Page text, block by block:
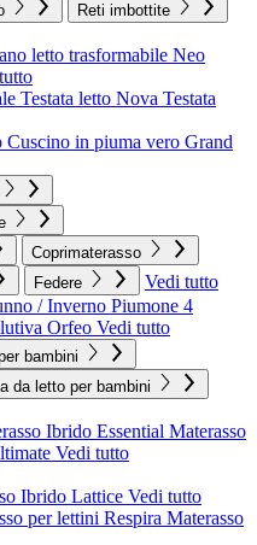
Reti imbottite
letto trasformabile Neo
Testata letto Nova Testata
Cuscino in piuma vero Grand
Coprimaterasso
Federe
Vedi tutto
/ Inverno Piumone 4
Orfeo Vedi tutto
bambini
da letto per bambini
Ibrido Essential Materasso
Vedi tutto
Ibrido Lattice Vedi tutto
per lettini Respira Materasso